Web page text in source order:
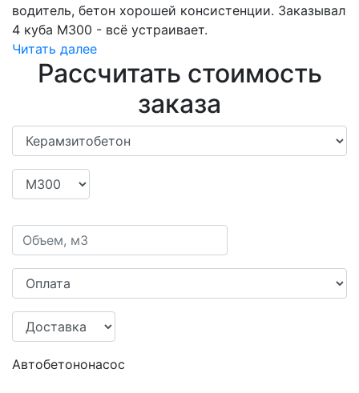
водитель, бетон хорошей консистенции. Заказывал
4 куба М300 - всё устраивает.
Читать далее
Рассчитать стоимость
заказа
Автобетононасос